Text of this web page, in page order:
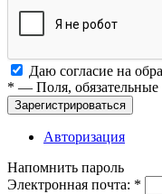
Даю согласие на
* — Поля, обязательные
Зарегистрироваться
Авторизация
Напомнить пароль
Электронная почта: *